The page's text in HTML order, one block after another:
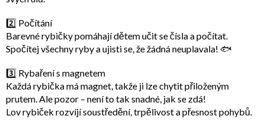
2️⃣ Počítání
Barevné rybičky pomáhají dětem učit se čísla a počítat.
Spočítej všechny ryby a ujisti se, že žádná neuplavala! 🐟
3️⃣ Rybaření s magnetem
Každá rybička má magnet, takže ji lze chytit přiloženým
prutem. Ale pozor – není to tak snadné, jak se zdá!
Lov rybiček rozvíjísoustředění, trpělivost a přesnost pohybů.